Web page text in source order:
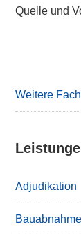
Quelle und
Weitere
Adjudikation
Bauabnahme